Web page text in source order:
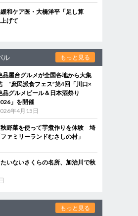
緩和ケア医・大橋洋平「足し算
げて
ル もっと見る
品屋台グルメが全国各地から大集
“庶民派食フェス”第4回「川口×
品グルメビール＆日本酒祭り
」を開催
年4月15日
秋野菜を使って芋煮作りを体験 埼
ァミリーランドむさしの村」
いないさくらの名所、加治川で秋
もっと見る